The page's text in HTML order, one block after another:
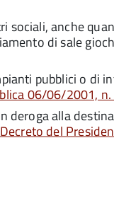
sociali, anche
di sale
pubblici o di
06/06/2001,
alla
Decreto del